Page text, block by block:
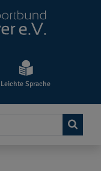
Leichte Sprache